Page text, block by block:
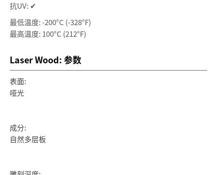
抗UV: ✔
最低温度: -200°C (-328°F)
最高温度: 100°C (212°F)
Laser Wood: 参数
表面:
哑光
成分:
自然多层板